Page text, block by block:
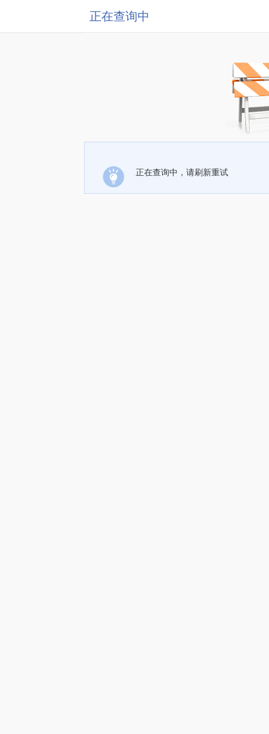
正在查询中
正在查询中，请刷新重试